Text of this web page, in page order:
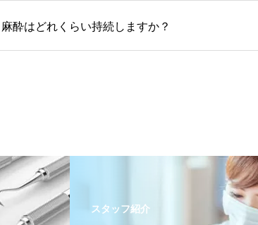
麻酔はどれくらい持続しますか？
スタッフ紹介